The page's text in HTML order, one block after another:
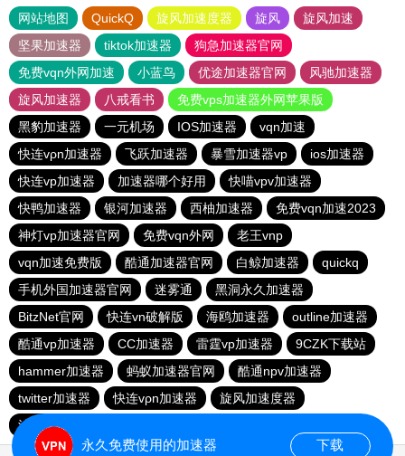
网站地图 QuickQ 旋风加速度器 旋风
旋风加速
坚果加速器
tiktok加速器
狗急加速器官网
免费vqn外网加速
小蓝鸟 优途加速器官网
风驰加速器
旋风加速器
八戒看书
免费vps加速器外网苹果版
黑豹加速器
一元机场 IOS加速器
vqn加速
快连vρn加速器
飞跃加速器 暴雪加速器vp
ios加速器
快连vp加速器
加速器哪个好用
快喵vpv加速器
快鸭加速器
银河加速器 西柚加速器
免费vqn加速2023
神灯vp加速器官网
免费vqn外网
老王vnp
vqn加速免费版
酷通加速器官网 白鲸加速器
quickq
手机外国加速器官网
迷雾通
黑洞永久加速器
BitzNet官网
快连vn破解版 海鸥加速器
outline加速器
酷通vp加速器
CC加速器 雷霆vp加速器
9CZK下载站
hammer加速器
蚂蚁加速器官网
酷通npv加速器
twitter加速器
快连vρn加速器
旋风加速度器
油管加速器永久免费版
永久免费使用的加速器 下载